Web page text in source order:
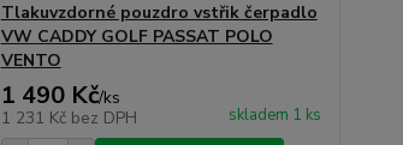
Tlakuvzdorné pouzdro vstřik čerpadlo
VW CADDY GOLF PASSAT POLO
VENTO
1 490 Kč/ks
1 231 Kč bez DPH skladem 1 ks